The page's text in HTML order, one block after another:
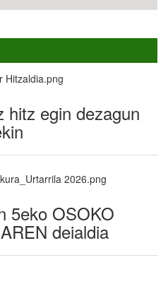
hitz egin dezagun
5eko OSOKO
deialdia